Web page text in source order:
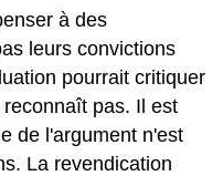
à des
leurs convictions
pourrait critiquer
pas. Il est
de l'argument n'est
La revendication